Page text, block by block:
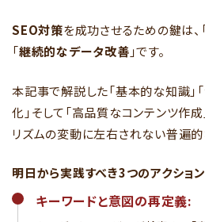
SEO対策を成功させるための鍵は、
「継続的なデータ改善 」です。
本記事で解説した「基本的な知識」
化」そして「高品質なコンテンツ作
リズムの変動に左右されない普遍的
明日から実践すべき3つのアクション
キーワードと意図の再定義: